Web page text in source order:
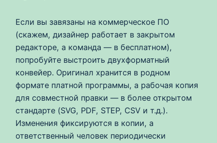
Если вы завязаны на коммерческое ПО
(скажем, дизайнер работает в закрытом
редакторе, а команда — в бесплатном),
попробуйте выстроить двухформатный
конвейер. Оригинал хранится в родном
формате платной программы, а рабочая копия
для совместной правки — в более открытом
стандарте (SVG, PDF, STEP, CSV и т.д.).
Изменения фиксируются в копии, а
ответственный человек периодически